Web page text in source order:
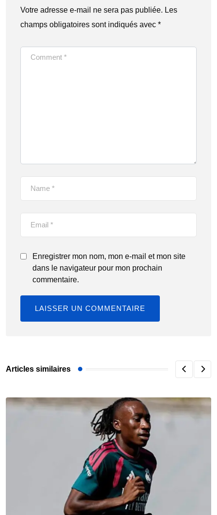
Votre adresse e-mail ne sera pas publiée. Les
champs obligatoires sont indiqués avec *
Enregistrer mon nom, mon e-mail et mon site
dans le navigateur pour mon prochain
commentaire.
Articles similaires